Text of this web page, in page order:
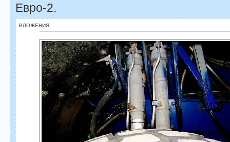
Евро-2.
ВЛОЖЕНИЯ